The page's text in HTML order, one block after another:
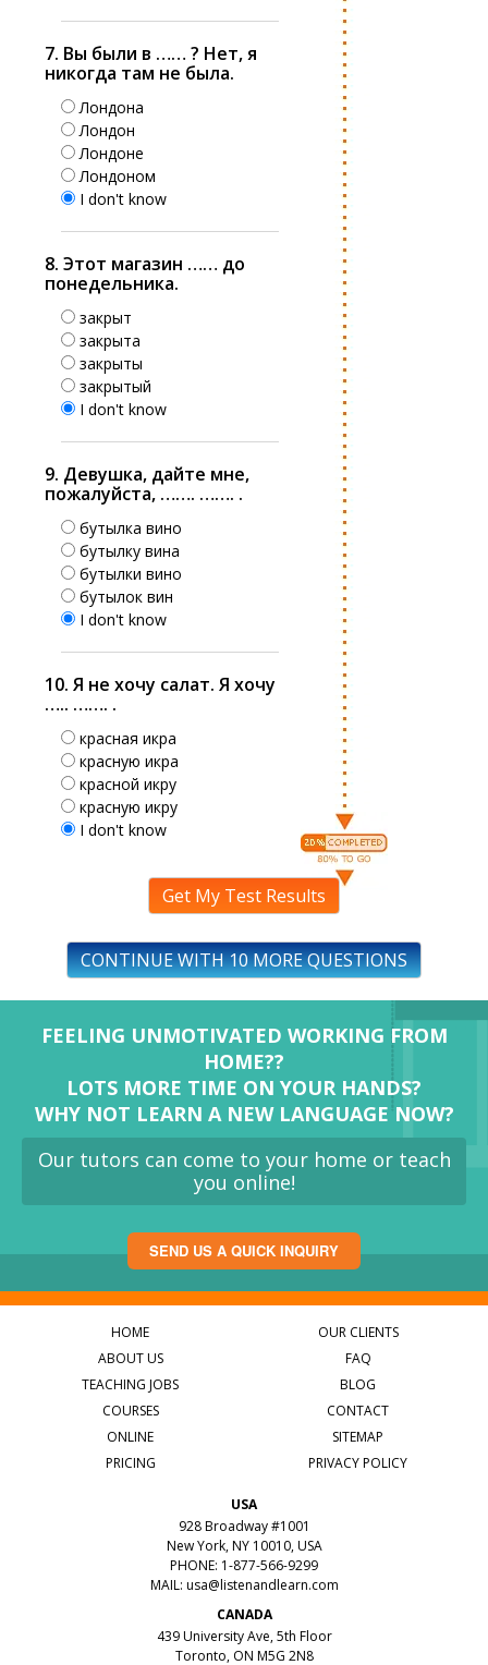
7. Вы были в …… ? Нет, я
никогда там не была.
Лондона
Лондон
Лондоне
Лондоном
I don't know
8. Этот магазин …… до
понедельника.
закрыт
закрыта
закрыты
закрытый
I don't know
9. Девушка, дайте мне,
пожалуйста, ……. ……. .
бутылка вино
бутылку вина
бутылки вино
бутылок вин
I don't know
10. Я не хочу салат. Я хочу
….. ……. .
красная икра
красную икра
красной икру
красную икру
I don't know
Get My Test Results
CONTINUE WITH 10 MORE QUESTIONS
FEELING UNMOTIVATED WORKING FROM
HOME??
LOTS MORE TIME ON YOUR HANDS?
WHY NOT LEARN A NEW LANGUAGE NOW?
Our tutors can come to your home or teach
you online!
SEND US A QUICK INQUIRY
HOME
ABOUT US
TEACHING JOBS
COURSES
ONLINE
PRICING
OUR CLIENTS
FAQ
BLOG
CONTACT
SITEMAP
PRIVACY POLICY
USA
928 Broadway #1001
New York, NY 10010, USA
PHONE: 1-877-566-9299
MAIL: usa@listenandlearn.com
CANADA
439 University Ave, 5th Floor
Toronto, ON M5G 2N8